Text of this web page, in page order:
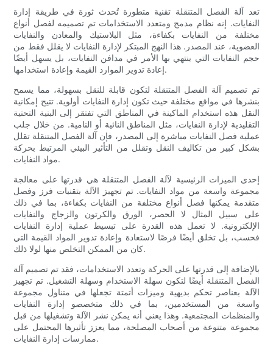
تعد آلة الفصل المتنقلة تقنية متطورة تُحدث ثورة في طريقة إدارة
النفايات. إنه نظام مدمج ومتعدد الاستخدامات تم تصميمه لفصل أنواع
مختلفة من النفايات بكفاءة، مثل البلاستيك والمعادن والنفايات
العضوية، عند المصدر. هذا النهج المبتكر لإدارة النفايات لا يقلل فقط من
حجم النفايات التي ينتهي بها الأمر في مدافن النفايات، بل يسهل أيضًا
إعادة تدوير الموارد القيمة وإعادة استخدامها.
تم تصميم آلة الفصل المتنقلة لتكون قابلة للنقل بسهولة، مما يسمح
بنشرها في مواقع مختلفة حيث تكون إدارة النفايات أولوية. تتيح إمكانية
النقل هذه استخدام الماكينة في المناطق التي تفتقر إلى البنية التحتية
التقليدية لإدارة النفايات، مثل المناطق النائية أو النامية. من خلال جلب
عملية فصل النفايات مباشرة إلى المصدر، فإن آلة الفصل المتنقلة تقلل
بشكل كبير من تكاليف النقل وتقلل من التأثير البيئي المرتبط بحركة
مواد النفايات.
إحدى الميزات الرئيسية لآلة الفصل المتنقلة هي قدرتها على معالجة
مجموعة واسعة من مواد النفايات. تم تجهيز الآلة بتقنيات فرز وفصل
متقدمة يمكنها فصل أنواع مختلفة من النفايات بكفاءة، بما في ذلك
على سبيل المثال لا الحصر، الورق والكرتون والزجاج والنفايات
الإلكترونية. لا تعمل هذه القدرة على تبسيط عملية إدارة النفايات
فحسب، بل تخلق أيضًا فرصًا لاستعادة وإعادة تدوير المواد القيمة التي
كان من الممكن التخلص منها لولا ذلك.
بالإضافة إلى قدرتها على الحركة وتعدد الاستخدامات، فقد تم تصميم آلة
الفصل المتنقلة أيضًا لتكون سهلة الاستخدام وسهلة التشغيل. تم تجهيز
الآلة بعناصر تحكم بديهية وميزات أتمتة تجعلها في متناول مجموعة
واسعة من المستخدمين، بما في ذلك متخصصو إدارة النفايات
والمنظمات المجتمعية. وهذا يعني أنه يمكن نشر الآلة وتشغيلها من قبل
مجموعة متنوعة من أصحاب المصلحة، مما يعزز تأثيرها المحتمل على
ممارسات إدارة النفايات.